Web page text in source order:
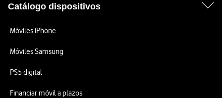
Catálogo dispositivos
Móviles iPhone
Móviles Samsung
PS5 digital
Financiar móvil a plazos